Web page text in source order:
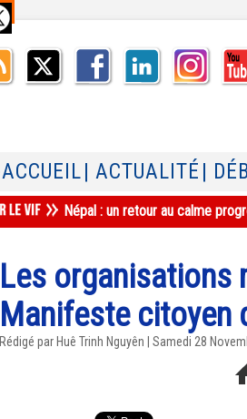
ACCUEIL | ACTUALITÉ |
Népal : un retour au calme
Les organisations
Manifeste citoyen
Rédigé par Huê Trinh Nguyên | Samedi 28